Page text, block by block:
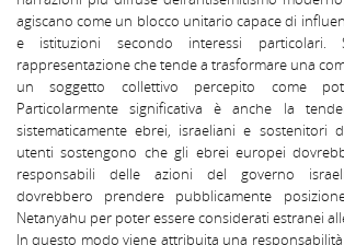
agiscano come un blocco unitario capace di
e istituzioni secondo interessi
rappresentazione che tende a trasformare una
un soggetto collettivo percepito come
Particolarmente significativa è anche la
sistematicamente ebrei, israeliani e sostenitori
utenti sostengono che gli ebrei europei
responsabili delle azioni del governo
dovrebbero prendere pubblicamente
Netanyahu per poter essere considerati estranei
In questo modo viene attribuita una